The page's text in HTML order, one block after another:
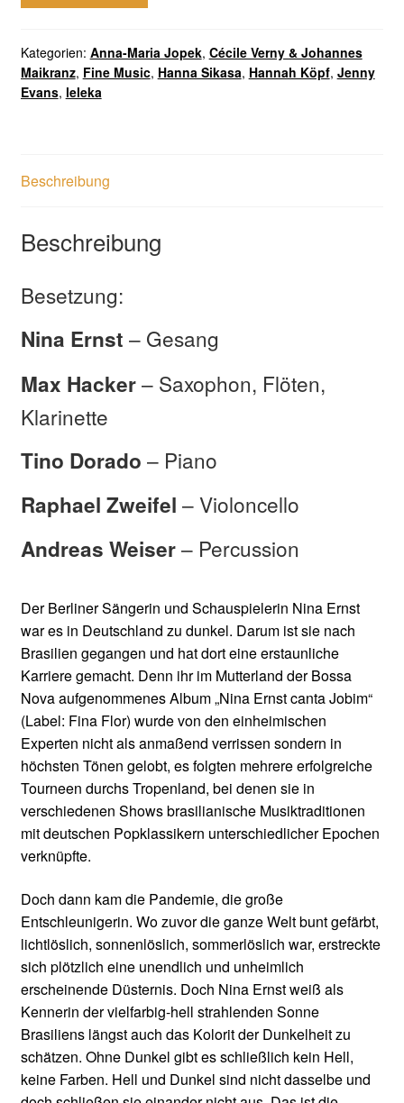
Kategorien: Anna-Maria Jopek, Cécile Verny & Johannes
Maikranz, Fine Music, Hanna Sikasa, Hannah Köpf, Jenny
Evans, leleka
Beschreibung
Beschreibung
Besetzung:
Nina Ernst – Gesang
Max Hacker– Saxophon, Flöten,
Klarinette
Tino Dorado – Piano
Raphael Zweifel – Violoncello
Andreas Weiser– Percussion
Der Berliner Sängerin und Schauspielerin Nina Ernst
war es in Deutschland zu dunkel. Darum ist sie nach
Brasilien gegangen und hat dort eine erstaunliche
Karriere gemacht. Denn ihr im Mutterland der Bossa
Nova aufgenommenes Album „Nina Ernst canta Jobim“
(Label: Fina Flor) wurde von den einheimischen
Experten nicht als anmaßend verrissen sondern in
höchsten Tönen gelobt, es folgten mehrere erfolgreiche
Tourneen durchs Tropenland, bei denen sie in
verschiedenen Shows brasilianische Musiktraditionen
mit deutschen Popklassikern unterschiedlicher Epochen
verknüpfte.
Doch dann kam die Pandemie, die große
Entschleunigerin. Wo zuvor die ganze Welt bunt gefärbt,
lichtlöslich, sonnenlöslich, sommerlöslich war, erstreckte
sich plötzlich eine unendlich und unheimlich
erscheinende Düsternis. Doch Nina Ernst weiß als
Kennerin der vielfarbig-hell strahlenden Sonne
Brasiliens längst auch das Kolorit der Dunkelheit zu
schätzen. Ohne Dunkel gibt es schließlich kein Hell,
keine Farben. Hell und Dunkel sind nicht dasselbe und